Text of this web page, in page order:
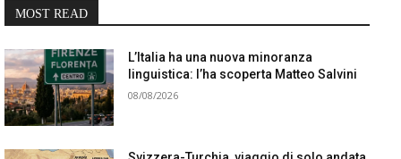
MOST READ
L’Italia ha una nuova minoranza
linguistica: l’ha scoperta Matteo Salvini
08/08/2026